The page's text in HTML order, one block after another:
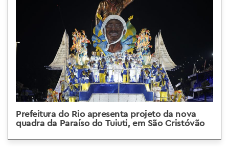
Prefeitura do Rio apresenta projeto da nova
quadra da Paraíso do Tuiuti, em São Cristóvão